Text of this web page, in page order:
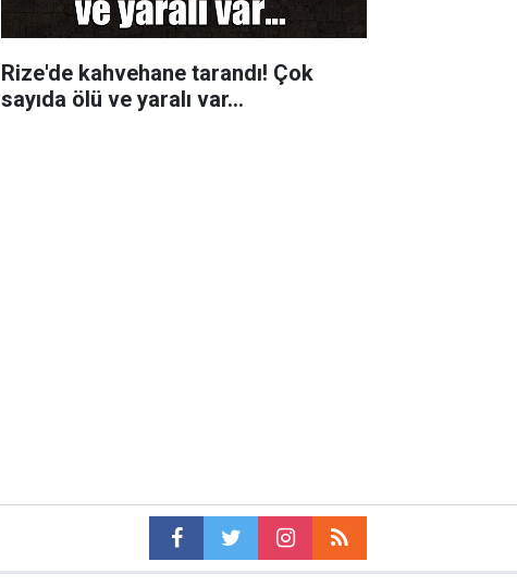
Rize'de kahvehane tarandı! Çok
sayıda ölü ve yaralı var...